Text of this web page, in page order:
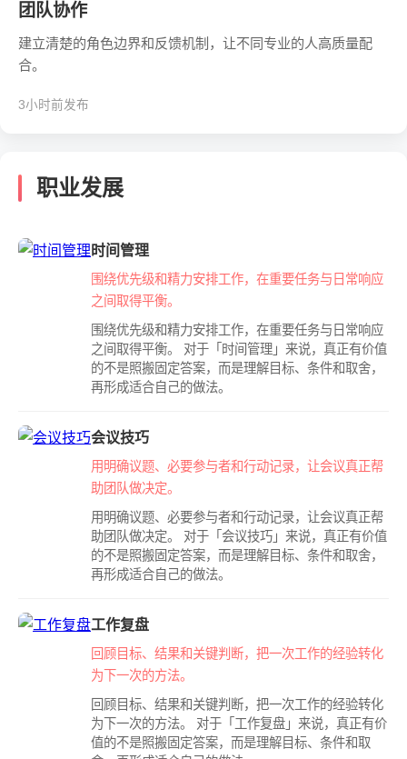
团队协作
建立清楚的角色边界和反馈机制，让不同专业的人高质量配
合。
3小时前发布
职业发展
时间管理
围绕优先级和精力安排工作，在重要任务与日常响应
之间取得平衡。
围绕优先级和精力安排工作，在重要任务与日常响应
之间取得平衡。 对于「时间管理」来说，真正有价值
的不是照搬固定答案，而是理解目标、条件和取舍，
再形成适合自己的做法。
会议技巧
用明确议题、必要参与者和行动记录，让会议真正帮
助团队做决定。
用明确议题、必要参与者和行动记录，让会议真正帮
助团队做决定。 对于「会议技巧」来说，真正有价值
的不是照搬固定答案，而是理解目标、条件和取舍，
再形成适合自己的做法。
工作复盘
回顾目标、结果和关键判断，把一次工作的经验转化
为下一次的方法。
回顾目标、结果和关键判断，把一次工作的经验转化
为下一次的方法。 对于「工作复盘」来说，真正有价
值的不是照搬固定答案，而是理解目标、条件和取